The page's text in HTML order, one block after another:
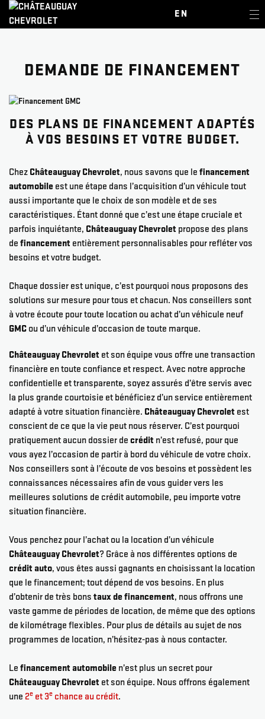
EN
DEMANDE DE FINANCEMENT
DES PLANS DE FINANCEMENT ADAPTÉS
À VOS BESOINS ET VOTRE BUDGET.
Chez Châteauguay Chevrolet, nous savons que le financement
automobile est une étape dans l’acquisition d’un véhicule tout
aussi importante que le choix de son modèle et de ses
caractéristiques. Étant donné que c’est une étape cruciale et
parfois inquiétante, Châteauguay Chevrolet propose des plans
de financement entièrement personnalisables pour refléter vos
besoins et votre budget.
Chaque dossier est unique, c’est pourquoi nous proposons des
solutions sur mesure pour tous et chacun. Nos conseillers sont
à votre écoute pour toute location ou achat d’un véhicule neuf
GMC ou d’un véhicule d’occasion de toute marque.
Châteauguay Chevrolet et son équipe vous offre une transaction
financière en toute confiance et respect. Avec notre approche
confidentielle et transparente, soyez assurés d’être servis avec
la plus grande courtoisie et bénéficiez d’un service entièrement
adapté à votre situation financière. Châteauguay Chevrolet est
conscient de ce que la vie peut nous réserver. C’est pourquoi
pratiquement aucun dossier de crédit n’est refusé, pour que
vous ayez l’occasion de partir à bord du véhicule de votre choix.
Nos conseillers sont à l’écoute de vos besoins et possèdent les
connaissances nécessaires afin de vous guider vers les
meilleures solutions de crédit automobile, peu importe votre
situation financière.
Vous penchez pour l’achat ou la location d’un véhicule
Châteauguay Chevrolet? Grâce à nos différentes options de
crédit auto, vous êtes aussi gagnants en choisissant la location
que le financement; tout dépend de vos besoins. En plus
d’obtenir de très bons taux de financement, nous offrons une
vaste gamme de périodes de location, de même que des options
de kilométrage flexibles. Pour plus de détails au sujet de nos
programmes de location, n’hésitez-pas à nous contacter.
Le financement automobile n’est plus un secret pour
Châteauguay Chevrolet et son équipe. Nous offrons également
une 2e et 3e chance au crédit.